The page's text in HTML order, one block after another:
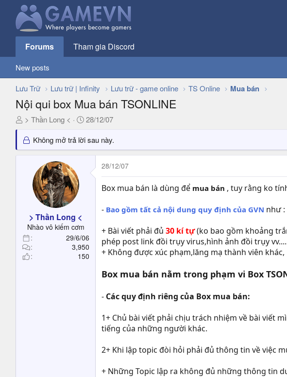
Forums Tham gia Discord
New posts
Lưu Trữ Lưu trữ | Infinity Lưu trữ - game online TS Online Mua bán
Nội qui box Mua bán TSONLINE
T
r
e
e
r
> Thần Long <
N
à
y
28/12/07
Không mở trả lời sau này.
> Thần Long <
Nhào vô kiếm cơm
29/6/06
3,950
150
28/12/07
Box mua bán là dùng để mua bán , tuy rằng ko
- Bao gồm tất cả nội dung quy định của GVN như :
+ Bài viết phải đủ 30 kí tự(ko bao gồm khoảng
phép post link đồi trụy virus,hình ảnh đồi trụy
+ Không được xúc phạm,lăng mạ thành viên khác,
Box mua bán nằm trong phạm vi Box
- Các quy định riêng của Box mua bán:
1+ Chủ bài viết phải chịu trách nhiệm về bài viết
tiếng của những người khác.
2+ Khi lập topic đòi hỏi phải đủ thông tin về việc
+ Những Topic lập ra không đủ những thông tin